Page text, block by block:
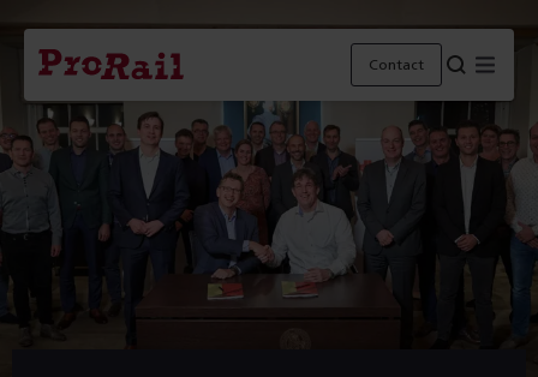
Navigatie
Homepage
ProRail
Contact